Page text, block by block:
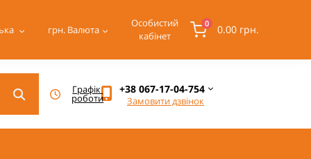
грн. Валюта
Особистий
кабінет
0 0.00 грн.
Графік
роботи
+38 067-17-04-754
Замовити дзвінок